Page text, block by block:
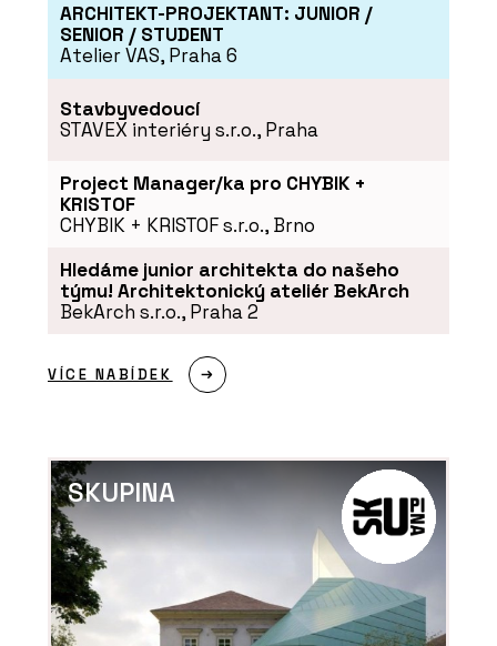
Dřevostavba bez příček - VESPER
HOMES
Hybridní dřevostavba – VESPER
HOMES
ARCHITEKT-PROJEKTANT: JUNIOR /
SENIOR / STUDENT
Atelier VAS, Praha 6
Stavbyvedoucí
STAVEX interiéry s.r.o., Praha
Project Manager/ka pro CHYBIK +
KRISTOF
CHYBIK + KRISTOF s.r.o., Brno
Hledáme junior architekta do našeho
týmu! Architektonický ateliér BekArch
BekArch s.r.o., Praha 2
VÍCE NABÍDEK
SKUPINA